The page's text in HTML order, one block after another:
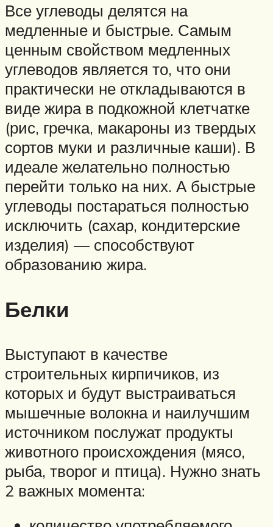
Все углеводы делятся на
медленные и быстрые. Самым
ценным свойством медленных
углеводов является то, что они
практически не откладываются в
виде жира в подкожной клетчатке
(рис, гречка, макароны из твердых
сортов муки и различные каши). В
идеале желательно полностью
перейти только на них. А быстрые
углеводы постараться полностью
исключить (сахар, кондитерские
изделия) — способствуют
образованию жира.
Белки
Выступают в качестве
строительных кирпичиков, из
которых и будут выстраиваться
мышечные волокна и наилучшим
источником послужат продукты
животного происхождения (мясо,
рыба, творог и птица). Нужно знать
2 важных момента: